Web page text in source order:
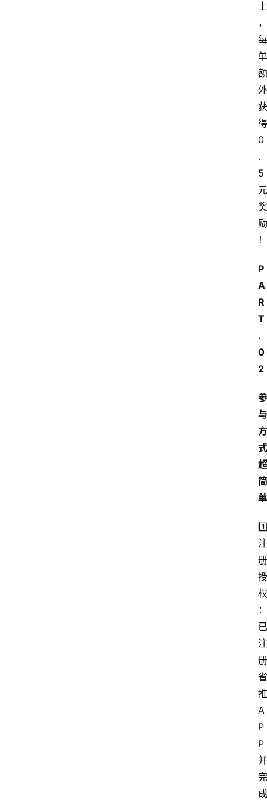
上
，
每
单
额
外
获
得
0
.
5
元
奖
励
！
P
A
R
T
.
0
2
参
与
方
式
超
简
单
注
册
授
权
：
已
注
册
省
推
A
P
P
并
完
成